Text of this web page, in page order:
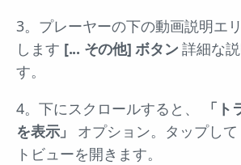
3。プレーヤーの下の動画説明エ
します [... その他] ボタン詳細な
す。
4。下にスクロールすると、
「
を表示」 オプション。タップし
トビューを開きます。